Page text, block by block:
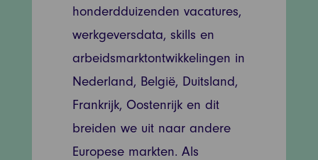
honderdduizenden vacatures,
werkgeversdata, skills en
arbeidsmarktontwikkelingen in
Nederland, België, Duitsland,
Frankrijk, Oostenrijk en dit
breiden we uit naar andere
Europese markten. Als